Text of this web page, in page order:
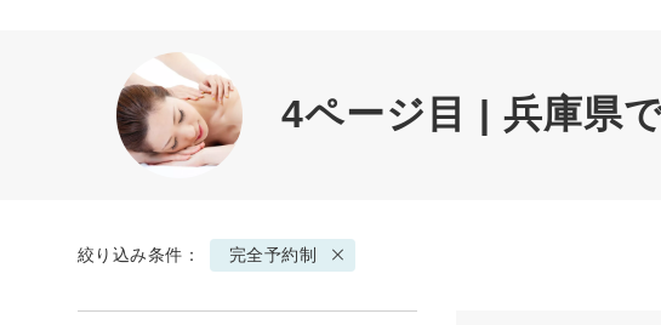
4ページ目 | 兵庫県
絞り込み条件： 完全予約制